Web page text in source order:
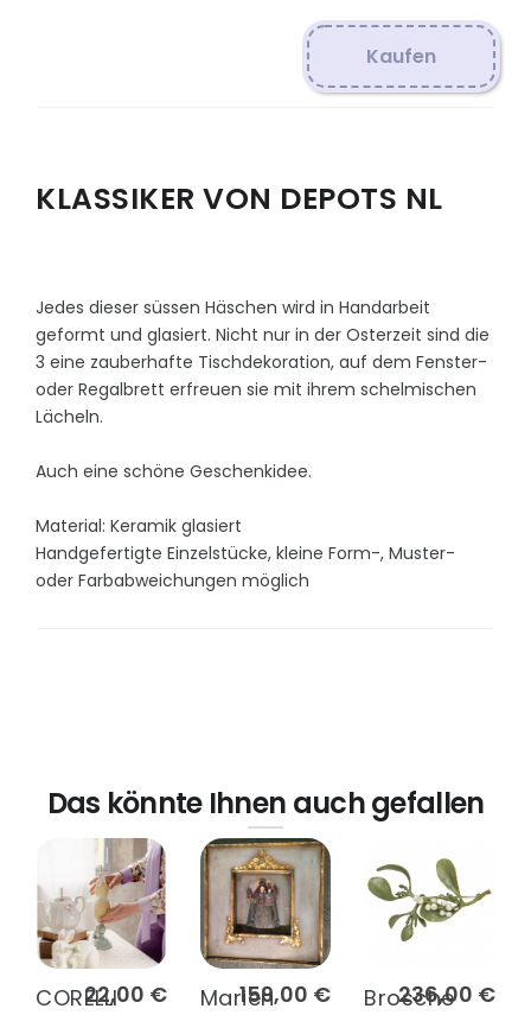
Kaufen
KLASSIKER VON DEPOTS NL
Jedes dieser süssen Häschen wird in Handarbeit
geformt und glasiert. Nicht nur in der Osterzeit sind die
3 eine zauberhafte Tischdekoration, auf dem Fenster-
oder Regalbrett erfreuen sie mit ihrem schelmischen
Lächeln.
Auch eine schöne Geschenkidee.
Material: Keramik glasiert
Handgefertigte Einzelstücke, kleine Form-, Muster-
oder Farbabweichungen möglich
Das könnte Ihnen auch gefallen
22,00 €
CORELLI
159,00 €
Marien
236,00 €
Brosche